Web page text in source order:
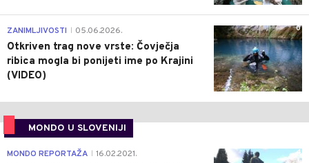
0
ZANIMLJIVOSTI 05.06.2026.
Otkriven trag nove vrste: Čovječja
ribica mogla bi ponijeti ime po Krajini
(VIDEO)
MONDO U SLOVENIJI
4
MONDO REPORTAŽA 16.02.2021.